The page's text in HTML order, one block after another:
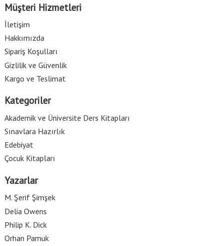
Müşteri Hizmetleri
İletişim
Hakkımızda
Sipariş Koşulları
Gizlilik ve Güvenlik
Kargo ve Teslimat
Kategoriler
Akademik ve Üniversite Ders Kitapları
Sınavlara Hazırlık
Edebiyat
Çocuk Kitapları
Yazarlar
M. Şerif Şimşek
Delia Owens
Philip K. Dick
Orhan Pamuk